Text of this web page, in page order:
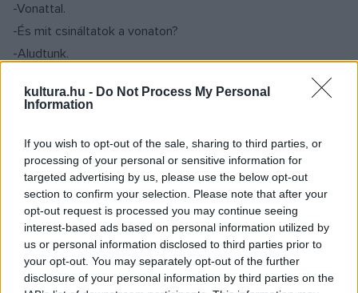
kultura.hu - Do Not Process My Personal
Information
If you wish to opt-out of the sale, sharing to third parties, or
processing of your personal or sensitive information for
targeted advertising by us, please use the below opt-out
section to confirm your selection. Please note that after your
opt-out request is processed you may continue seeing
interest-based ads based on personal information utilized by
us or personal information disclosed to third parties prior to
your opt-out. You may separately opt-out of the further
disclosure of your personal information by third parties on the
-Vonattal.
-És mit csináltatok a vonaton?
-Aludtunk.
-Kértek ennivalót.
-Emberektől.
-És hogy kértek ennivalót?
-Én tudom? Én aludtam.
-És hol van most az Alex meg a Pinokkió?
-Bezárták őket az emberek.
-Te nem akarsz oda menni, ugye?
-Nem.